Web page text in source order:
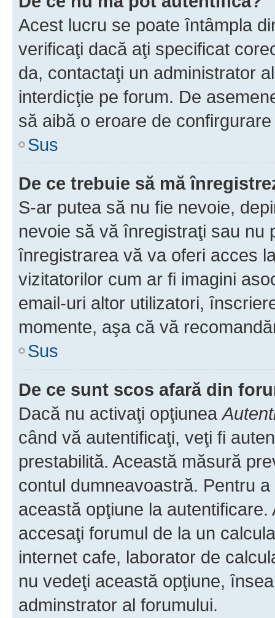
Acest lucru se poate întâmpla
verificaţi dacă aţi specificat
da, contactaţi un administrator
interdicţie pe forum. De
să aibă o eroare de
Sus
De ce trebuie să mă
S-ar putea să nu fie nevoie,
nevoie să vă înregistraţi sau nu
înregistrarea vă va oferi acces
vizitatorilor cum ar fi imagini
email-uri altor utilizatori,
momente, aşa că vă
Sus
De ce sunt scos afară din
Dacă nu activaţi opţiunea
când vă autentificaţi, veţi fi
prestabilită. Această măsură
contul dumneavoastră. Pentru
această opţiune la
accesaţi forumul de la un
internet cafe, laborator de
nu vedeţi această opţiune,
adminstrator al forumului.